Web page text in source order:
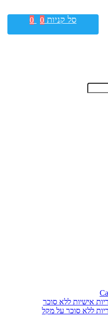
אישיות ללא סוכר
ללא סוכר על מקל
סל קניות 0
0